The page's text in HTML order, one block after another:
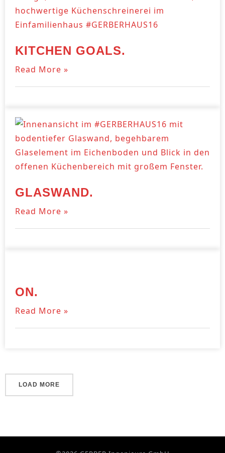
KITCHEN GOALS.
Read More »
GLASWAND.
Read More »
ON.
Read More »
LOAD MORE